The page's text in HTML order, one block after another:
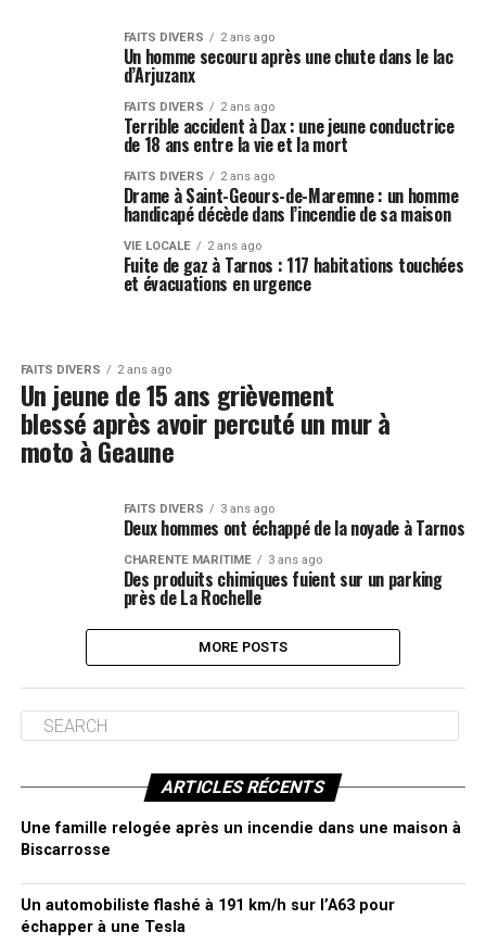
FAITS DIVERS 2 ans ago
Un homme secouru après une chute dans le lac
d’Arjuzanx
FAITS DIVERS 2 ans ago
Terrible accident à Dax : une jeune conductrice
de 18 ans entre la vie et la mort
FAITS DIVERS 2 ans ago
Drame à Saint-Geours-de-Maremne : un homme
handicapé décède dans l’incendie de sa maison
VIE LOCALE 2 ans ago
Fuite de gaz à Tarnos : 117 habitations touchées
et évacuations en urgence
FAITS DIVERS 2 ans ago
Un jeune de 15 ans grièvement
blessé après avoir percuté un mur à
moto à Geaune
FAITS DIVERS 3 ans ago
Deux hommes ont échappé de la noyade à Tarnos
CHARENTE MARITIME 3 ans ago
Des produits chimiques fuient sur un parking
près de La Rochelle
MORE POSTS
ARTICLES RÉCENTS
Une famille relogée après un incendie dans une maison à
Biscarrosse
Un automobiliste flashé à 191 km/h sur l’A63 pour
échapper à une Tesla